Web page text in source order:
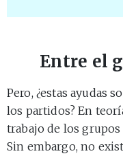
Entre el
Pero, ¿estas ayudas
los partidos? En
trabajo de los
Sin embargo, no